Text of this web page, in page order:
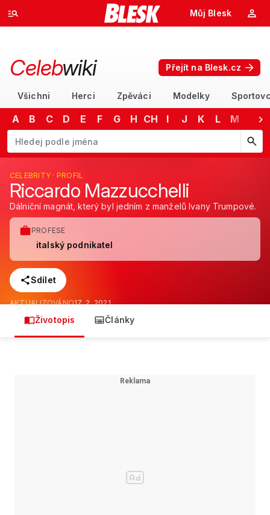
Můj Blesk
Celebwiki Přejít na Blesk.cz
Všichni Herci Zpěváci Modelky
A B C D E F G H CH I J K L M
Začněte psát jméno. Šipkami dolů a nahoru procházejte návrhy,
RM
Riccardo Mazzucchelli
CELEBRITY · PROFIL
Riccardo Mazzucchelli
Dálniční magnát, který byl jedním z manželů Ivany Trumpové.
PROFESE
italský podnikatel
Sdílet
AKTUALIZOVÁNO17. 2. 2021
Životopis Články